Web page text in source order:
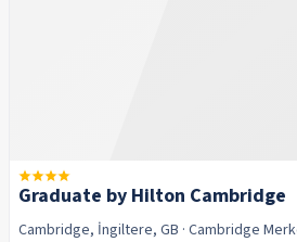
Graduate by Hilton Cambridge
Cambridge, İngiltere, GB · Cambridge